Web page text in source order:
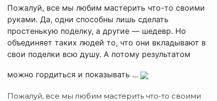
Пожалуй, все мы любим мастерить что-то своими
руками. Да, одни способны лишь сделать
простенькую поделку, а другие — шедевр. Но
объединяет таких людей то, что они вкладывают в
свои поделки всю душу. А потому результатом
можно гордиться и показывать ...
Пожалуй, все мы любим мастерить что-то своими